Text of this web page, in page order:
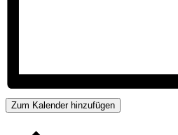
Zum Kalender hinzufügen